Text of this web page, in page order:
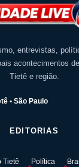
entrevistas,
acontecimentos
Tietê e região.
• São Paulo
EDITORIAS
Tietê Política